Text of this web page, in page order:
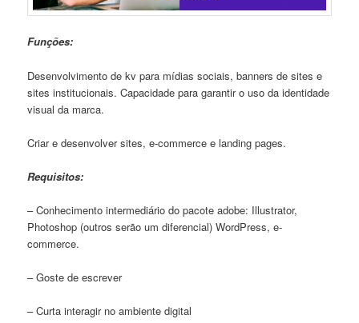
Funções:
Desenvolvimento de kv para mídias sociais, banners de sites e
sites institucionais. Capacidade para garantir o uso da identidade
visual da marca.
Criar e desenvolver sites, e-commerce e landing pages.
Requisitos:
– Conhecimento intermediário do pacote adobe: Illustrator,
Photoshop (outros serão um diferencial) WordPress, e-
commerce.
– Goste de escrever
– Curta interagir no ambiente digital